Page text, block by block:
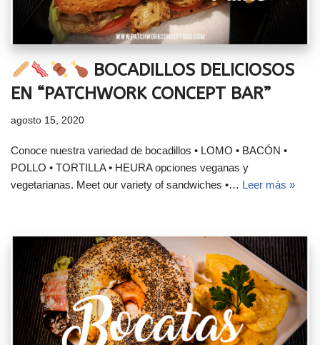
BOCADILLOS DELICIOSOS
EN “PATCHWORK CONCEPT BAR”
agosto 15, 2020
Conoce nuestra variedad de bocadillos • LOMO • BACÓN •
POLLO • TORTILLA • HEURA opciones veganas y
vegetarianas. Meet our variety of sandwiches •… Leer más »